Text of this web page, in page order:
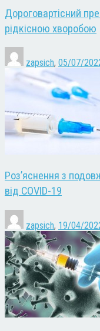
Дороговартісний
рідкісною хворобою
zapsich, 05/07/
Роз’яснення з
від COVID-19
zapsich, 19/04/